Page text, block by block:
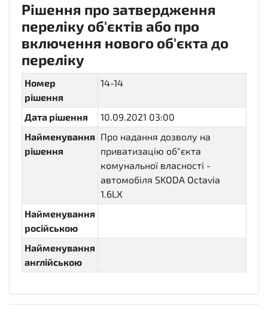
Рішення про затвердження
переліку об'єктів або про
включення нового об'єкта до
переліку
Номер
рішення
14-14
Дата рішення
10.09.2021 03:00
Найменування
рішення
Про надання дозволу на
приватизацію об"єкта
комунальної власності -
автомобіля SKODA Octavia
1.6LX
Найменування
російською
Найменування
англійською